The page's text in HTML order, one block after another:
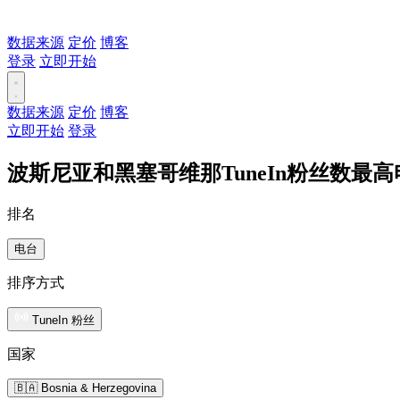
数据来源 定价 博客
登录 立即开始
数据来源 定价 博客
立即开始 登录
波斯尼亚和黑塞哥维那TuneIn粉丝数最高
排名
电台
排序方式
TuneIn 粉丝
国家
🇧🇦 Bosnia & Herzegovina